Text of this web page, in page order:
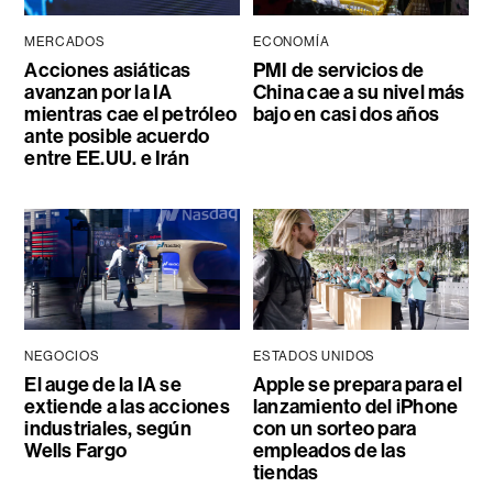
MERCADOS
Acciones asiáticas
avanzan por la IA
mientras cae el petróleo
ante posible acuerdo
entre EE.UU. e Irán
ECONOMÍA
PMI de servicios de
China cae a su nivel más
bajo en casi dos años
NEGOCIOS
El auge de la IA se
extiende a las acciones
industriales, según
Wells Fargo
ESTADOS UNIDOS
Apple se prepara para el
lanzamiento del iPhone
con un sorteo para
empleados de las
tiendas